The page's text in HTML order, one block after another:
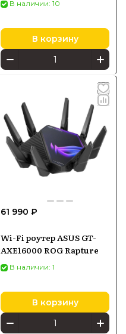
В наличии: 10
В корзину
61 990 ₽
Wi-Fi роутер ASUS GT-
AXE16000 ROG Rapture
В наличии: 1
В корзину